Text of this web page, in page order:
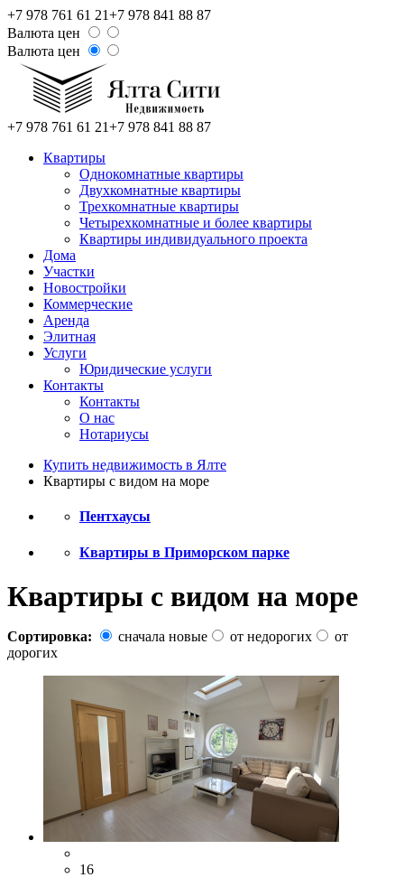
+7 978 761 61 21+7 978 841 88 87
Валюта цен
Валюта цен
+7 978 761 61 21+7 978 841 88 87
Квартиры
Однокомнатные квартиры
Двухкомнатные квартиры
Трехкомнатные квартиры
Четырехкомнатные и более квартиры
Квартиры индивидуального проекта
Дома
Участки
Новостройки
Коммерческие
Аренда
Элитная
Услуги
Юридические услуги
Контакты
Контакты
О нас
Нотариусы
Купить недвижимость в Ялте
Квартиры с видом на море
Пентхаусы
Квартиры в Приморском парке
Квартиры с видом на море
Сортировка: сначала новые от недорогих
от
дорогих
16